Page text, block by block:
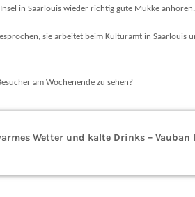
in Saarlouis wieder richtig gute Mukke anhören.
sie arbeitet beim Kulturamt in Saarlouis
am Wochenende zu sehen?
Wetter und kalte Drinks – Vauban